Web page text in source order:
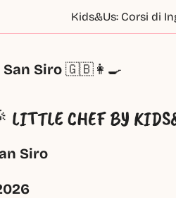
Kids&Us: Corsi di
Siro 🇬🇧👩‍🍳
LITTLE CHEF BY
Siro